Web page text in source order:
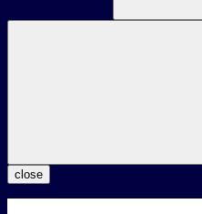
close